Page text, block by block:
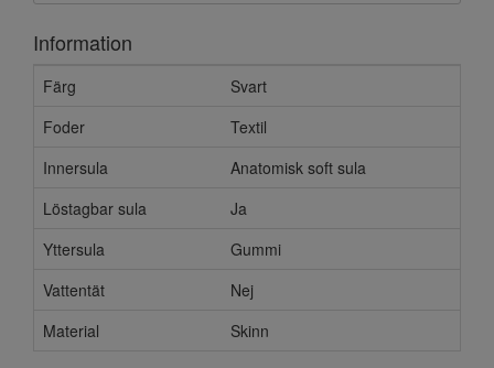
Information
Färg
Svart
Foder
Textil
Innersula
Anatomisk soft sula
Löstagbar sula
Ja
Yttersula
Gummi
Vattentät
Nej
Material
Skinn